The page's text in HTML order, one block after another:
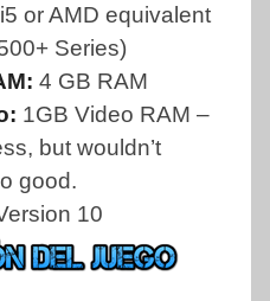
or AMD equivalent
Series)
4 GB RAM
1GB Video RAM –
but wouldn’t
good.
10